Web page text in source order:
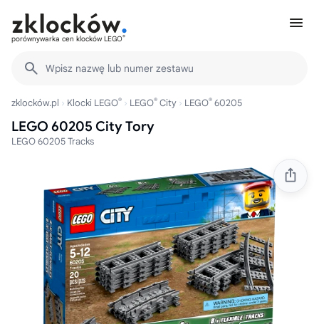
porównywarka cen klocków LEGO®
Wpisz nazwę lub numer zestawu
zklocków.pl Klocki LEGO® LEGO® City LEGO® 60205
LEGO 60205 City Tory
LEGO 60205 Tracks